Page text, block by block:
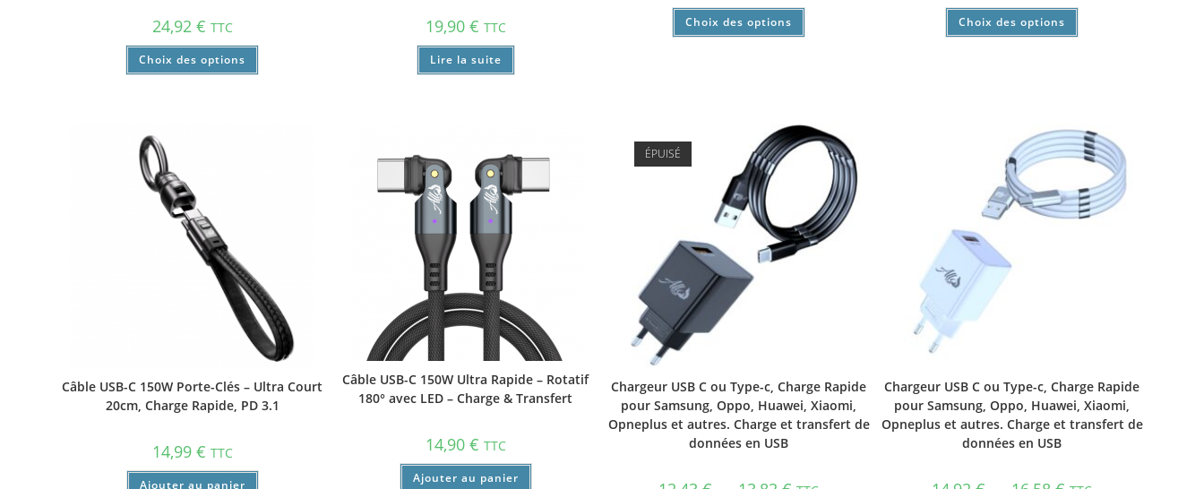
24,92 € TTC
Choix des options
19,90 € TTC
Lire la suite
Choix des options Choix des options
Câble USB-C 150W Porte-Clés – Ultra Court
20cm, Charge Rapide, PD 3.1
14,99 € TTC
Ajouter au panier
Câble USB-C 150W Ultra Rapide – Rotatif
180° avec LED – Charge & Transfert
14,90 € TTC
Ajouter au panier
ÉPUISÉ
Chargeur USB C ou Type-c, Charge Rapide
pour Samsung, Oppo, Huawei, Xiaomi,
Opneplus et autres. Charge et transfert de
données en USB
Chargeur USB C ou Type-c, Charge Rapide
pour Samsung, Oppo, Huawei, Xiaomi,
Opneplus et autres. Charge et transfert de
données en USB